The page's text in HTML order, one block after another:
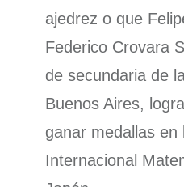
ajedrez o que
Federico Crovara
de secundaria de
Buenos Aires,
ganar medallas en
Internacional